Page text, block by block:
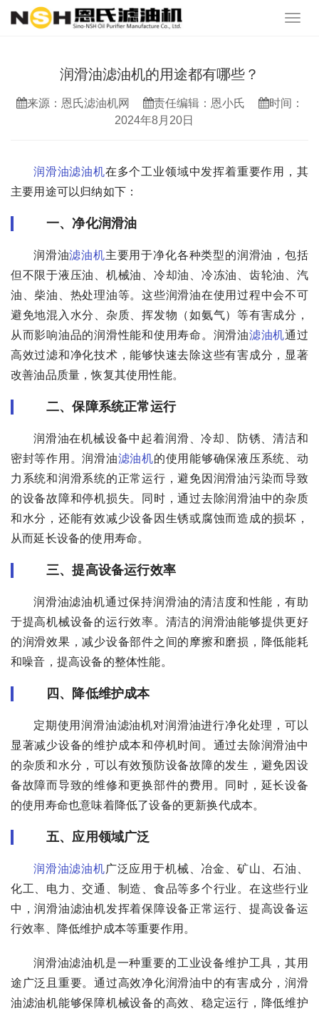
润滑油滤油机的用途都有哪些？
来源：恩氏滤油机网 责任编辑：恩小氏
时间：
2024年8月20日
润滑油滤油机在多个工业领域中发挥着重要作用，其
主要用途可以归纳如下：
一、净化润滑油
润滑油滤油机主要用于净化各种类型的润滑油，包括
但不限于液压油、机械油、冷却油、冷冻油、齿轮油、汽
油、柴油、热处理油等。这些润滑油在使用过程中会不可
避免地混入水分、杂质、挥发物（如氨气）等有害成分，
从而影响油品的润滑性能和使用寿命。润滑油滤油机通过
高效过滤和净化技术，能够快速去除这些有害成分，显著
改善油品质量，恢复其使用性能。
二、保障系统正常运行
润滑油在机械设备中起着润滑、冷却、防锈、清洁和
密封等作用。润滑油滤油机的使用能够确保液压系统、动
力系统和润滑系统的正常运行，避免因润滑油污染而导致
的设备故障和停机损失。同时，通过去除润滑油中的杂质
和水分，还能有效减少设备因生锈或腐蚀而造成的损坏，
从而延长设备的使用寿命。
三、提高设备运行效率
润滑油滤油机通过保持润滑油的清洁度和性能，有助
于提高机械设备的运行效率。清洁的润滑油能够提供更好
的润滑效果，减少设备部件之间的摩擦和磨损，降低能耗
和噪音，提高设备的整体性能。
四、降低维护成本
定期使用润滑油滤油机对润滑油进行净化处理，可以
显著减少设备的维护成本和停机时间。通过去除润滑油中
的杂质和水分，可以有效预防设备故障的发生，避免因设
备故障而导致的维修和更换部件的费用。同时，延长设备
的使用寿命也意味着降低了设备的更新换代成本。
五、应用领域广泛
润滑油滤油机广泛应用于机械、冶金、矿山、石油、
化工、电力、交通、制造、食品等多个行业。在这些行业
中，润滑油滤油机发挥着保障设备正常运行、提高设备运
行效率、降低维护成本等重要作用。
润滑油滤油机是一种重要的工业设备维护工具，其用
途广泛且重要。通过高效净化润滑油中的有害成分，润滑
油滤油机能够保障机械设备的高效、稳定运行，降低维护